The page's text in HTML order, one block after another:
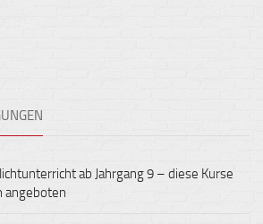
ab Jahrgang 9 – diese Kurse
angeboten